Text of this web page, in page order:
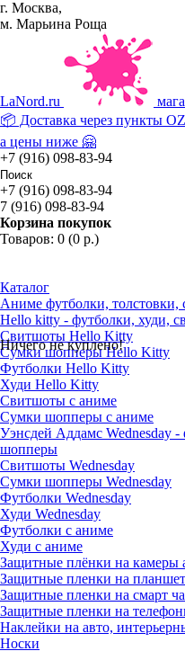
г. Москва,
м. Марьина Роща
LaNord.ru
📦 Доставка через пункты
а цены ниже 🤗
+7 (916) 098-83-94
+7 (916) 098-83-94
7 (916) 098-83-94
Корзина покупок
Товаров: 0 (0 р.)
Ничего не куплено!
Каталог
Аниме футболки,
Hello kitty - футболки, худи,
Свитшоты Hello Kitty
Сумки шопперы Hello Kitty
Футболки Hello Kitty
Худи Hello Kitty
Свитшоты с аниме
Сумки шопперы с аниме
Уэнсдей Аддамс Wednesday
шопперы
Свитшоты Wednesday
Сумки шопперы Wednesday
Футболки Wednesday
Худи Wednesday
Футболки с аниме
Худи с аниме
Защитные плёнки на камеры
Защитные пленки на
Защитные пленки на смарт
Защитные пленки на
Наклейки на авто,
Носки